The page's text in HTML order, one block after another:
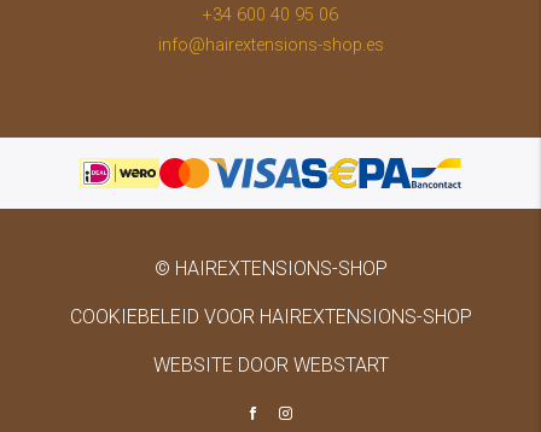
+34 600 40 95 06
info@hairextensions-shop.es
© HAIREXTENSIONS-SHOP
COOKIEBELEID VOOR HAIREXTENSIONS-SHOP
WEBSITE DOOR WEBSTART